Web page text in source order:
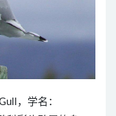
，学名：